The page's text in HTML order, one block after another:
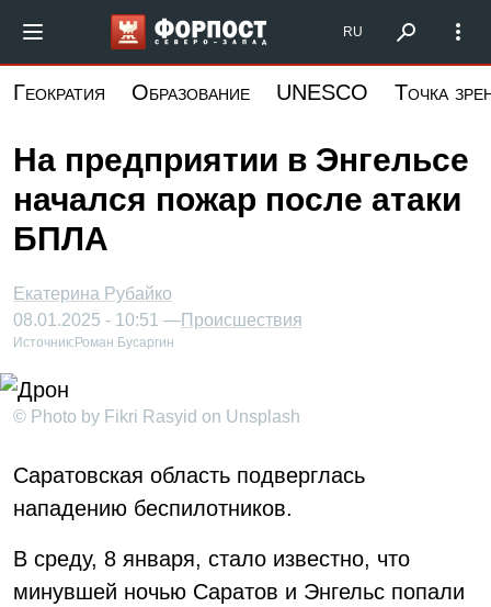
основному
Форпост Северо-Запад
RU
Геократия Образование UNESCO Точка
На предприятии в Энгельсе
начался пожар после атаки
БПЛА
Екатерина Рубайко
08.01.2025 - 10:51 —Происшествия
Источник: Роман Бусаргин
© Photo by Fikri Rasyid on Unsplash
Саратовская область подверглась
нападению беспилотников.
В среду, 8 января, стало известно, что
минувшей ночью Саратов и Энгельс попали